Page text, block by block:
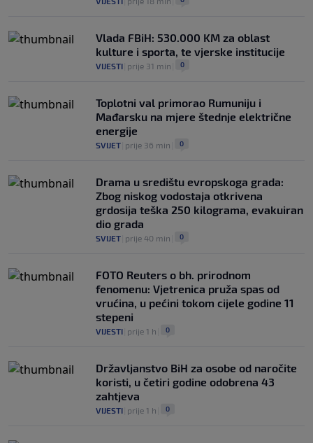
Vlada FBiH: 530.000 KM za oblast
kulture i sporta, te vjerske institucije
VIJESTI prije 31 min 0
Toplotni val primorao Rumuniju i
Mađarsku na mjere štednje električne
energije
SVIJET prije 36 min 0
Drama u središtu evropskoga grada:
Zbog niskog vodostaja otkrivena
grdosija teška 250 kilograma, evakuiran
dio grada
SVIJET prije 40 min 0
FOTO Reuters o bh. prirodnom
fenomenu: Vjetrenica pruža spas od
vrućina, u pećini tokom cijele godine 11
stepeni
VIJESTI prije 1 h 0
Državljanstvo BiH za osobe od naročite
koristi, u četiri godine odobrena 43
zahtjeva
VIJESTI prije 1 h 0